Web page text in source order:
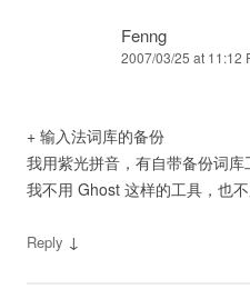
Fenng
2007/03/25 at 11:12
+ 输入法词库的备份
我用紫光拼音，有自带备份词库
我不用 Ghost 这样的工具，也
Reply ↓